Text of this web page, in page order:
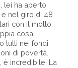
lei ha aperto
e nel giro di 48
con il motto:
cosa
tutti nei fondi
di povertà.
è incredibile! La